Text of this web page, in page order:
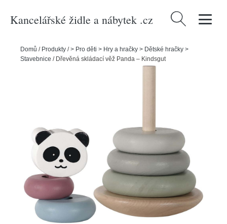
Kancelářské židle a nábytek .cz Vyhledávání
Domů / Produkty /> Pro děti > Hry a hračky > Dětské hračky >
Stavebnice / Dřevěná skládací věž Panda – Kindsgut